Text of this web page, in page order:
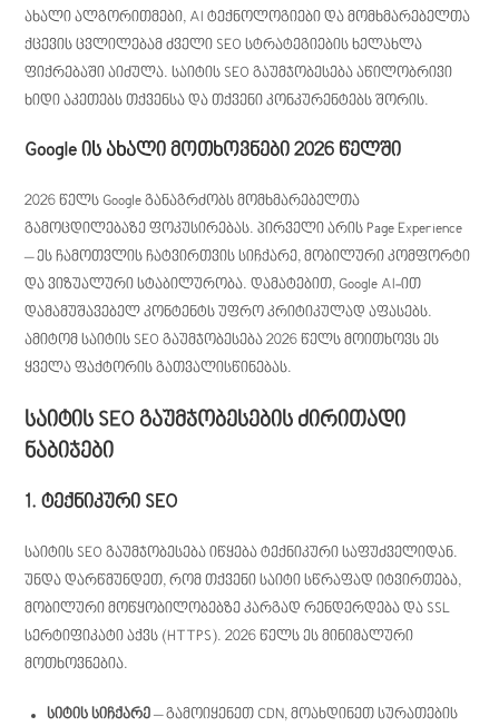
ახალი ალგორითმები, AI ტექნოლოგიები და მომხმარებელთა
ქცევის ცვლილებამ ძველი SEO სტრატეგიების ხელახლა
ფიქრებაში აიძულა. საიტის SEO გაუმჯობესება აწილობრივი
ხიდი აკეთებს თქვენსა და თქვენი კონკურენტებს შორის.
Google ის ახალი მოთხოვნები 2026 წელში
2026 წელს Google განაგრძობს მომხმარებელთა
გამოცდილებაზე ფოკუსირებას. პირველი არის Page Experience
– ეს ჩამოთვლის ჩატვირთვის სიჩქარე, მობილური კომფორტი
და ვიზუალური სტაბილურობა. დამატებით, Google AI-ით
დამამუშავებელ კონტენტს უფრო კრიტიკულად აფასებს.
ამიტომ საიტის SEO გაუმჯობესება 2026 წელს მოითხოვს ეს
ყველა ფაქტორის გათვალისწინებას.
საიტის SEO გაუმჯობესების ძირითადი
ნაბიჯები
1. ტექნიკური SEO
საიტის SEO გაუმჯობესება იწყება ტექნიკური საფუძველიდან.
უნდა დარწმუნდეთ, რომ თქვენი საიტი სწრაფად იტვირთება,
მობილური მოწყობილობებზე კარგად რენდერდება და SSL
სერტიფიკატი აქვს (HTTPS). 2026 წელს ეს მინიმალური
მოთხოვნებია.
სიტის სიჩქარე – გამოიყენეთ CDN, მოახდინეთ სურათების